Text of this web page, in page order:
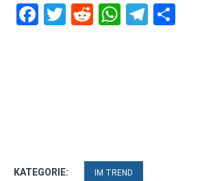
Facebook
Twitter
RedditWhatsApp
KATEGORIE: IM TREND